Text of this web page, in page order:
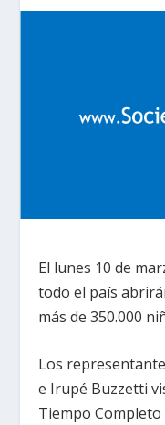
El lunes 10 de
todo el país
más de 350.000
Los
e Irupé Buzzetti
Tiempo Completo